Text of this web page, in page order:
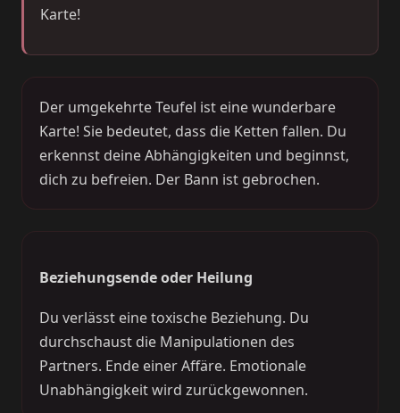
Karte!
Der umgekehrte Teufel ist eine wunderbare
Karte! Sie bedeutet, dass die Ketten fallen. Du
erkennst deine Abhängigkeiten und beginnst,
dich zu befreien. Der Bann ist gebrochen.
Beziehungsende oder Heilung
Du verlässt eine toxische Beziehung. Du
durchschaust die Manipulationen des
Partners. Ende einer Affäre. Emotionale
Unabhängigkeit wird zurückgewonnen.